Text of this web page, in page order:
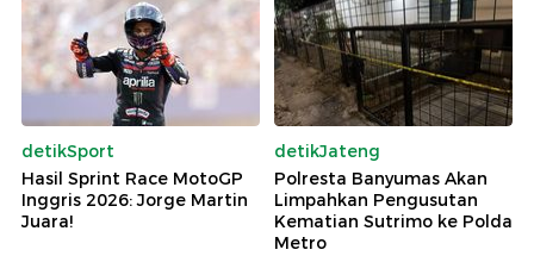
detikSport
Hasil Sprint Race MotoGP
Inggris 2026: Jorge Martin
Juara!
detikJateng
Polresta Banyumas Akan
Limpahkan Pengusutan
Kematian Sutrimo ke Polda
Metro